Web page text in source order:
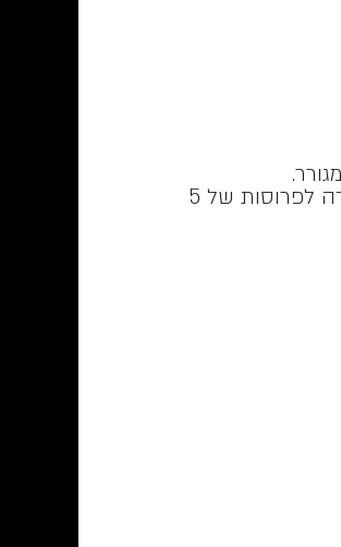
לחלק את בצק הפילאס לשני חלקים. למרוח את תערובת הגבינות על הבצק ולגלגל לרולדה. לפרוס את הרולדה לפרוסות של 5